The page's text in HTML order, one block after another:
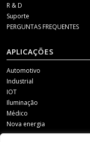
R & D
Suporte
PERGUNTAS FREQUENTES
APLICAÇÕES
Automotivo
Industrial
IOT
Iluminação
Médico
Nova energia